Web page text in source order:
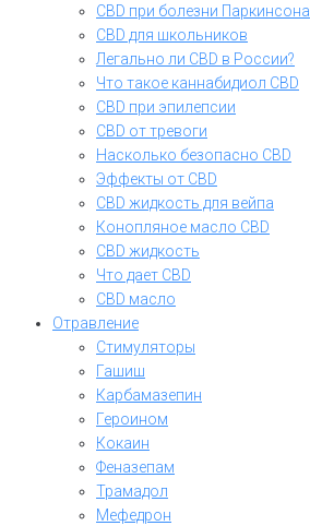
CBD при болезни Паркинсона
CBD для школьников
Легально ли CBD в России?
Что такое каннабидиол CBD
CBD при эпилепсии
CBD от тревоги
Насколько безопасно CBD
Эффекты от CBD
CBD жидкость для вейпа
Конопляное масло CBD
CBD жидкость
Что дает CBD
CBD масло
Отравление
Стимуляторы
Гашиш
Карбамазепин
Героином
Кокаин
Феназепам
Трамадол
Мефедрон